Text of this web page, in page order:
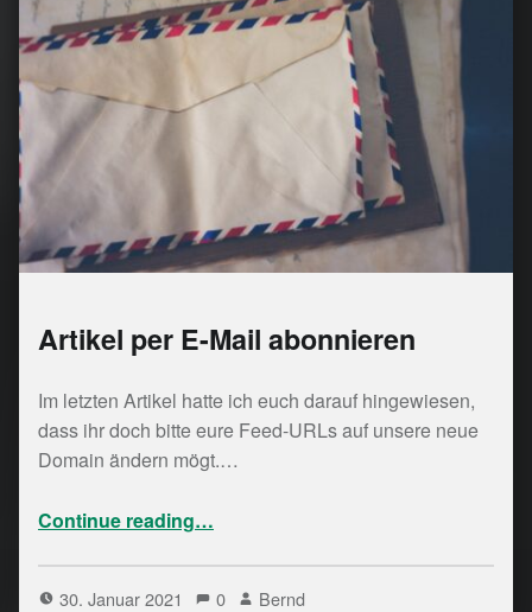
Artikel per E-Mail abonnieren
Im letzten Artikel hatte ich euch darauf hingewiesen,
dass ihr doch bitte eure Feed-URLs auf unsere neue
Domain ändern mögt.…
Continue reading…
30. Januar 2021 0 Bernd